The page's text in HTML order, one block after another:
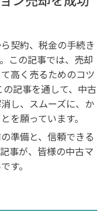
契約、税金の手続き
この記事では、売却
高く売るためのコツ
記事を通して、中古
し、スムーズに、か
を願っています。
準備と、信頼できる
事が、皆様の中古マ
す。